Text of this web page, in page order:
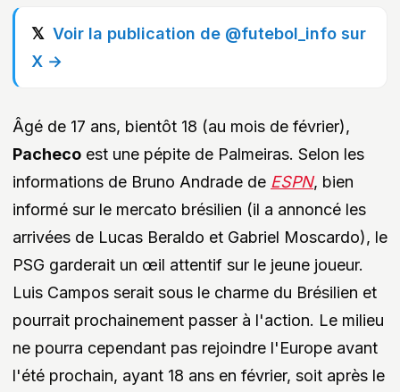
Voir la publication de @futebol_info sur
X →
Âgé de 17 ans, bientôt 18 (au mois de février),
Pacheco est une pépite de Palmeiras. Selon les
informations de Bruno Andrade de ESPN, bien
informé sur le mercato brésilien (il a annoncé les
arrivées de Lucas Beraldo et Gabriel Moscardo), le
PSG garderait un œil attentif sur le jeune joueur.
Luis Campos serait sous le charme du Brésilien et
pourrait prochainement passer à l'action. Le milieu
ne pourra cependant pas rejoindre l'Europe avant
l'été prochain, ayant 18 ans en février, soit après le